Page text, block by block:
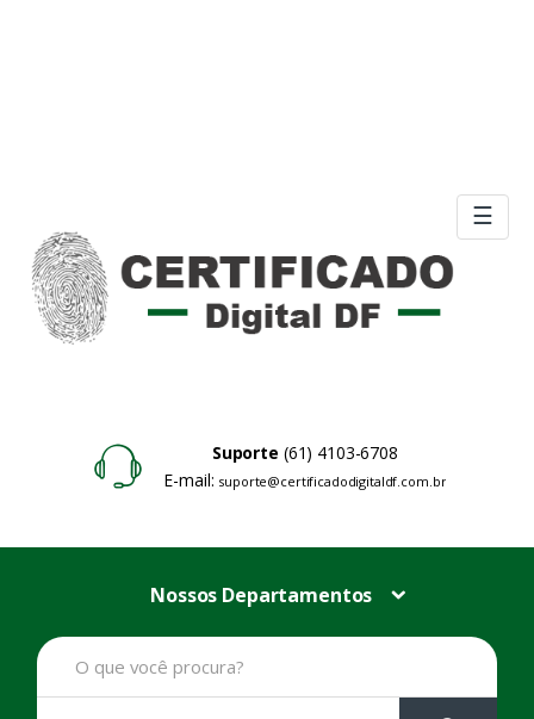
☰
Suporte (61) 4103-6708
E-mail: suporte@certificadodigitaldf.com.br
Nossos Departamentos
B
u